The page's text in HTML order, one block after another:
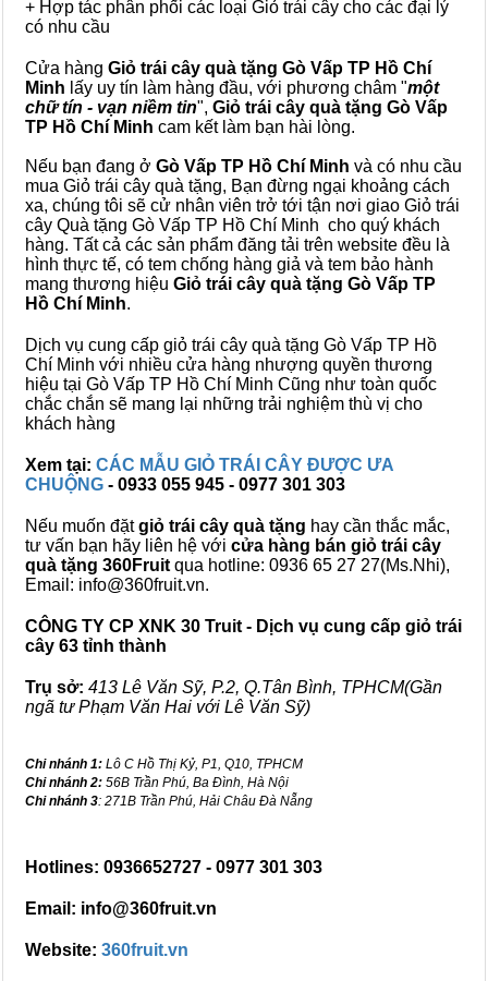
+ Hợp tác phân phối các loại Giỏ trái cây cho các đại lý
có nhu cầu
Cửa hàng Giỏ trái cây quà tặng Gò Vấp TP Hồ Chí
Minh lấy uy tín làm hàng đầu, với phương châm "một
chữ tín - vạn niềm tin", Giỏ trái cây quà tặng Gò Vấp
TP Hồ Chí Minh cam kết làm bạn hài lòng.
Nếu bạn đang ở Gò Vấp TP Hồ Chí Minh và có nhu cầu
mua Giỏ trái cây quà tặng, Bạn đừng ngại khoảng cách
xa, chúng tôi sẽ cử nhân viên trở tới tận nơi giao Giỏ trái
cây Quà tặng Gò Vấp TP Hồ Chí Minh cho quý khách
hàng. Tất cả các sản phẩm đăng tải trên website đều là
hình thực tế, có tem chống hàng giả và tem bảo hành
mang thương hiệu Giỏ trái cây quà tặng Gò Vấp TP
Hồ Chí Minh.
Dịch vụ cung cấp giỏ trái cây quà tặng Gò Vấp TP Hồ
Chí Minh với nhiều cửa hàng nhượng quyền thương
hiệu tại Gò Vấp TP Hồ Chí Minh Cũng như toàn quốc
chắc chắn sẽ mang lại những trải nghiệm thù vị cho
khách hàng
Xem tại: CÁC MẪU GIỎ TRÁI CÂY ĐƯỢC ƯA
CHUỘNG - 0933 055 945 - 0977 301 303
Nếu muốn đặtgiỏ trái cây quà tặng hay cần thắc mắc,
tư vấn bạn hãy liên hệ với cửa hàng bán giỏ trái cây
quà tặng 360Fruit qua hotline: 0936 65 27 27(Ms.Nhi),
Email: info@360fruit.vn.
CÔNG TY CP XNK 30 Truit - Dịch vụ cung cấp giỏ trái
cây 63 tỉnh thành
Trụ sở: 413 Lê Văn Sỹ, P.2, Q.Tân Bình, TPHCM(Gần
ngã tư Phạm Văn Hai với Lê Văn Sỹ)
Chi nhánh 1: Lô C Hồ Thị Kỷ, P1, Q10, TPHCM
Chi nhánh 2: 56B Trần Phú, Ba Đình, Hà Nội
Chi nhánh 3: 271B Trần Phú, Hải Châu Đà Nẵng
Hotlines: 0936652727 - 0977 301 303
Email: info@360fruit.vn
Website: 360fruit.vn